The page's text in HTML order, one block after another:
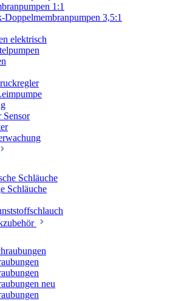
1:1
3,5:1
elektrisch
Schläuche
Schläuche
neu